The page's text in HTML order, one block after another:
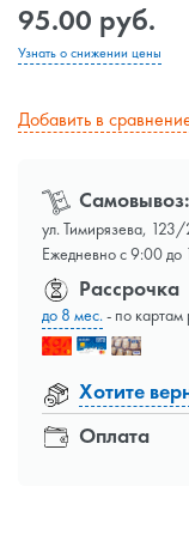
95.00 руб.
Узнать о снижении цены
Добавить в
Самовывоз:
ул. Тимирязева,
Ежедневно с 9:00
Оплата
Рассрочка
до 8 мес.- по картам
Хотите